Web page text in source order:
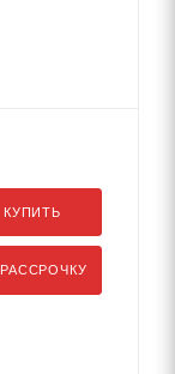
КУПИТЬ
РАССРОЧКУ